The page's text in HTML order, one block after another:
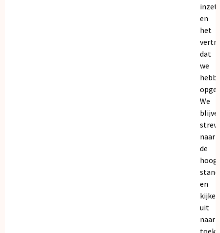
inzet
en
het
dat
we
We
naar
de
en
kijken
uit
naar